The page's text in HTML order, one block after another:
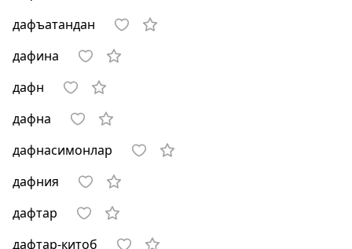
дафъатандан
дафина
дафн
дафна
дафнасимонлар
дафния
дафтар
дафтар-китоб